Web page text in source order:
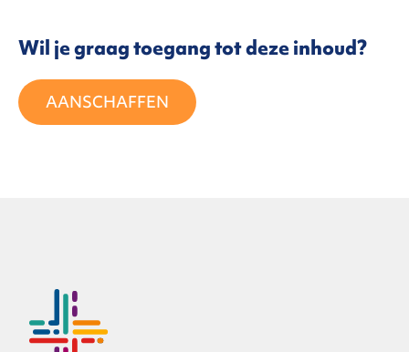
Wil je graag toegang tot deze inhoud?
AANSCHAFFEN